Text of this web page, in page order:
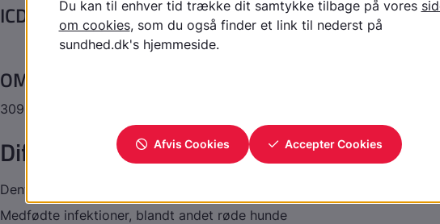
ICD10
OMIM kode
309000
Differentialdiagnoser
Dents sygdom type 2
Medfødte infektioner, blandt andet røde hunde